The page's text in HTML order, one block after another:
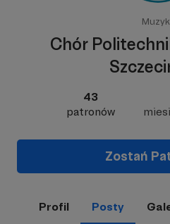
Chór
43
patronów
Zostań
Profil Posty